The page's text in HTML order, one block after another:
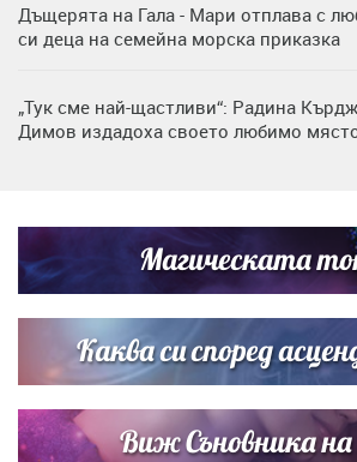
Дъщерята на Гала - Мари отплава с
си деца на семейна морска приказка
„Тук сме най-щастливи“: Радина
Димов издадоха своето любимо
кадри с Башар Рахал и малкия им син
Дъщерята на Тодор Батков вдигна
Братя Аргирови я изненадаха с песен
Магическата
Каква си според
Виж Съновника на